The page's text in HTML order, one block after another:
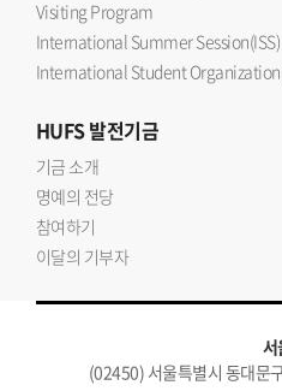
Visiting Program
International Summer Session(ISS)
International Student
HUFS발전기금
기금 소개
명예의 전당
참여하기
이달의 기부자
서
(02450) 서울특별시 동대문